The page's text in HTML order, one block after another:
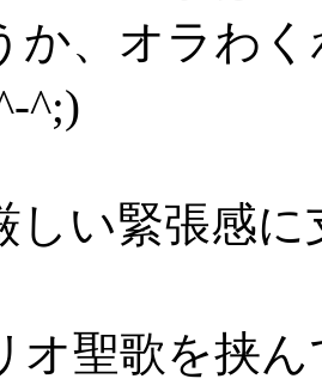
か、オラわ
^;)
しい緊張感
オ聖歌を挟